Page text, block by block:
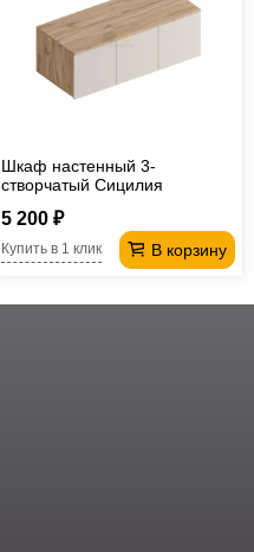
Шкаф настенный 3-
створчатый Сицилия
5 200 ₽
В корзину
Купить в 1 клик